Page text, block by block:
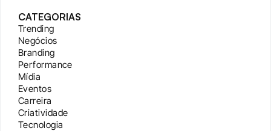
CATEGORIAS
Trending
Negócios
Branding
Performance
Mídia
Eventos
Carreira
Criatividade
Tecnologia